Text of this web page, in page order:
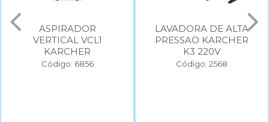
ASPIRADOR
VERTICAL VCL1
KARCHER
Código: 6856
LAVADORA DE ALTA
PRESSAO KARCHER
K3 220V
Código: 2568